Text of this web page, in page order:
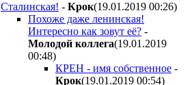
Сталинская! - Крок(19.01.2019 00:26)
Похоже даже ленинская!
Интересно как зовут её? -
Молодой коллега(19.01.2019
00:48)
КРЕН - имя собственное -
Крок(19.01.2019 00:54)